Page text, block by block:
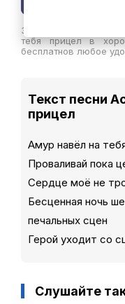
Здесь вы можете
тебя прицел в
бесплатнов любое
Текст песни
прицел
Амур навёл на
Проваливай пока
Сердце моё не
Бесценная ночь
печальных сцен
Герой уходит со
Слушайте